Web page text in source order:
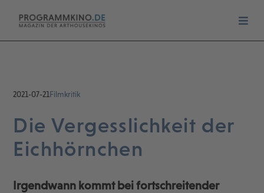
2021-07-21Filmkritik
Die Vergesslichkeit der
Eichhörnchen
Irgendwann kommt bei fortschreitender